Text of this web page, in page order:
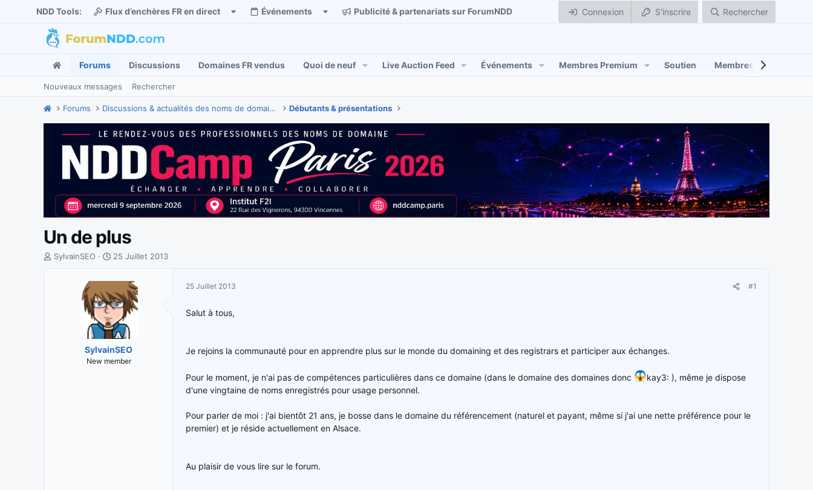
NDD Tools: Flux d’enchères FR en direct Événements Publicité & partenariats sur ForumNDD Connexion S'inscrire Rechercher
Forums Discussions Domaines FR vendus Quoi de neuf Live Auction Feed Événements Membres Premium Soutien Membres
Nouveaux messages Rechercher
Forums Discussions & actualités des noms de domaine Débutants & présentations
Un de plus
ISylvainSEO
D
t
e
d
d
é
b
u
25 Juillet 2013
SylvainSEO
New member
25 Juillet 2013 #1
Salut à tous,
Je rejoins la communauté pour en apprendre plus sur le monde du domaining et des registrars et participer aux échanges.
Pour le moment, je n'ai pas de compétences particulières dans ce domaine (dans le domaine des domaines donc
kay3: ), même je dispose
d'une vingtaine de noms enregistrés pour usage personnel.
Pour parler de moi : j'ai bientôt 21 ans, je bosse dans le domaine du référencement (naturel et payant, même si j'ai une nette préférence pour le
premier) et je réside actuellement en Alsace.
Au plaisir de vous lire sur le forum.